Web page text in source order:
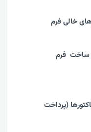
خالی فرم
ساخت فرم
(پرداخت